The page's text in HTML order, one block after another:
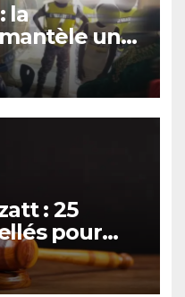
la
une
: 25
pour
de